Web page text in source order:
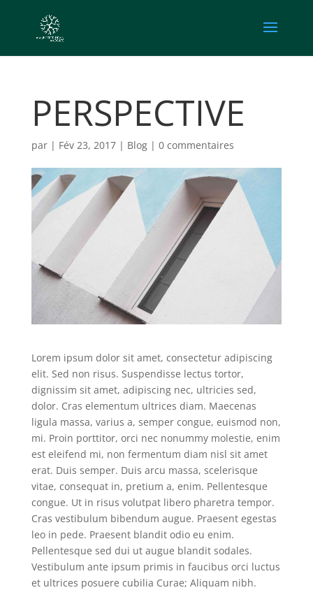
PERSPECTIVE
par | Fév 23, 2017| Blog| 0 commentaires
Lorem ipsum dolor sit amet, consectetur adipiscing
elit. Sed non risus. Suspendisse lectus tortor,
dignissim sit amet, adipiscing nec, ultricies sed,
dolor. Cras elementum ultrices diam. Maecenas
ligula massa, varius a, semper congue, euismod non,
mi. Proin porttitor, orci nec nonummy molestie, enim
est eleifend mi, non fermentum diam nisl sit amet
erat. Duis semper. Duis arcu massa, scelerisque
vitae, consequat in, pretium a, enim. Pellentesque
congue. Ut in risus volutpat libero pharetra tempor.
Cras vestibulum bibendum augue. Praesent egestas
leo in pede. Praesent blandit odio eu enim.
Pellentesque sed dui ut augue blandit sodales.
Vestibulum ante ipsum primis in faucibus orci luctus
et ultrices posuere cubilia Curae; Aliquam nibh.